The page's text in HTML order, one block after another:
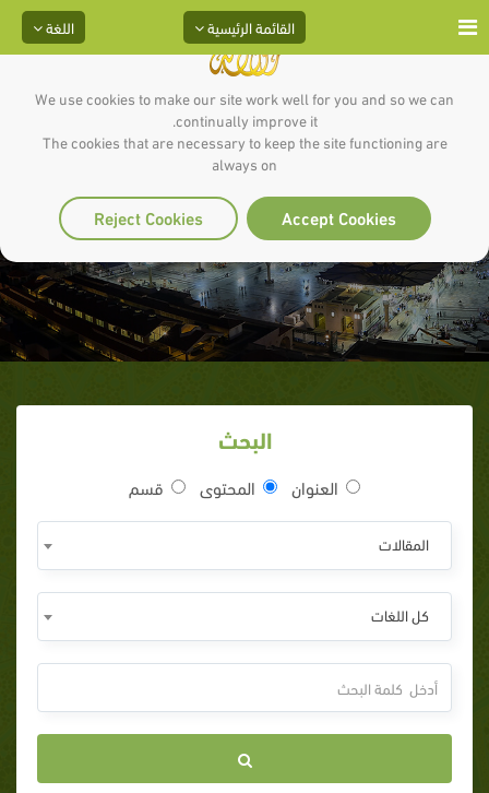
We use cookies to make our site work well for you and so we can
continually improve it.
The cookies that are necessary to keep the site functioning are
always on
Accept Cookies
Reject Cookies
اللغة القائمة الرئيسية
أنا ثعبان
البحث
العنوان المحتوى قسم
المقالات
كل اللغات